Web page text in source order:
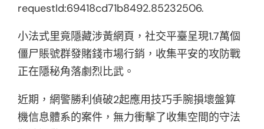
requestId:69418cd71b8492.85232506.
小法式里竟隱藏涉黃網頁，社交平臺呈現1.7萬個
僵尸賬號群發賭錢市場行銷，收集平安的攻防戰
正在隱秘角落劇烈比武。
近期，網警勝利偵破2起應用技巧手腕損壞盤算
機信息體系的案件，無力衝擊了收集空間的守法